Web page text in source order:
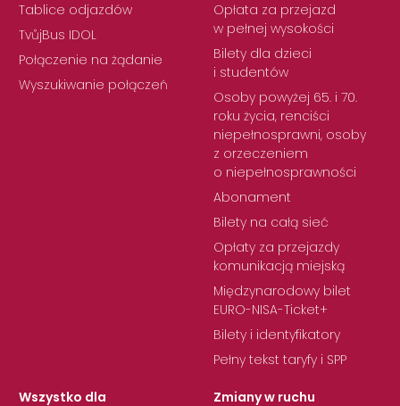
Tablice odjazdów
TvůjBus IDOL
Połączenie na żądanie
Wyszukiwanie połączeń
Opłata za przejazd
w pełnej wysokości
Bilety dla dzieci
i studentów
Osoby powyżej 65. i 70.
roku życia, renciści
niepełnosprawni, osoby
z orzeczeniem
o niepełnosprawności
Abonament
Bilety na całą sieć
Opłaty za przejazdy
komunikacją miejską
Międzynarodowy bilet
EURO-NISA-Ticket+
Bilety i identyfikatory
Pełny tekst taryfy i SPP
Wszystko dla
Zmiany w ruchu